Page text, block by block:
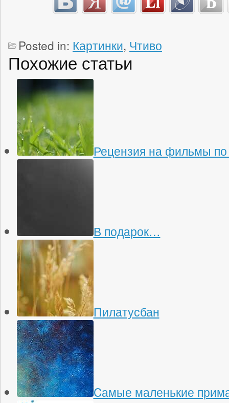
Posted in: Картинки, Чтиво
Похожие статьи
Рецензия на фильмы по
В подарок…
Пилатусбан
Cамые маленькие